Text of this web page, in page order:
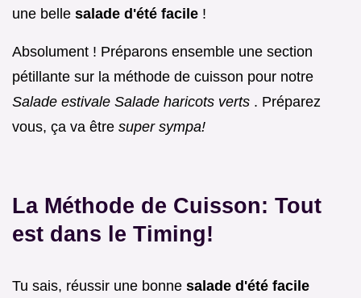
une belle salade d'été facile !
Absolument ! Préparons ensemble une section
pétillante sur la méthode de cuisson pour notre
Salade estivale Salade haricots verts . Préparez
vous, ça va être super sympa!
La Méthode de Cuisson: Tout
est dans le Timing!
Tu sais, réussir une bonne salade d'été facile